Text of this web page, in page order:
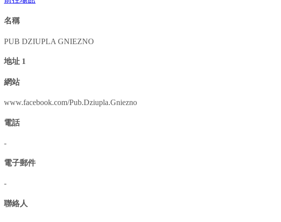
名稱
PUB DZIUPLA GNIEZNO
地址 1
網站
www.facebook.com/Pub.Dziupla.Gniezno
電話
-
電子郵件
-
聯絡人